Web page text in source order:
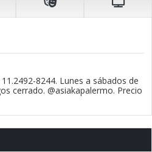
8244. Lunes a sábados de
cerrado. @asiakapalermo. Precio